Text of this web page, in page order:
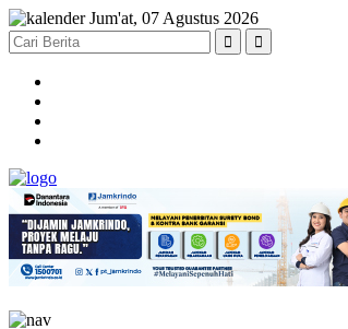
Jum'at, 07 Agustus 2026